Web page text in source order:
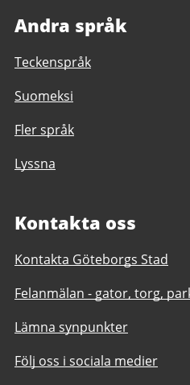
Andra språk
Teckenspråk
Suomeksi
Fler språk
Lyssna
Kontakta oss
Kontakta Göteborgs Stad
Felanmälan - gator, torg,
Lämna synpunkter
Följ oss i sociala medier